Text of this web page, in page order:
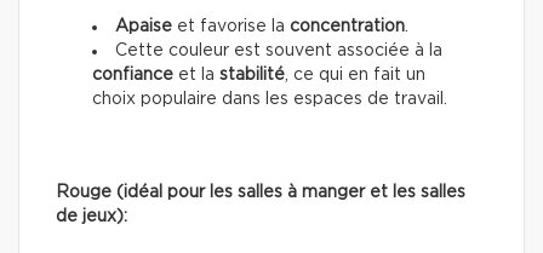
Apaise et favorise la concentration
Cette couleur est souvent associée à la
confiance et la stabilité , ce qui en fait un
choix populaire dans les espaces de travail.
Rouge (idéal pour les salles à manger et les salles
de jeux):